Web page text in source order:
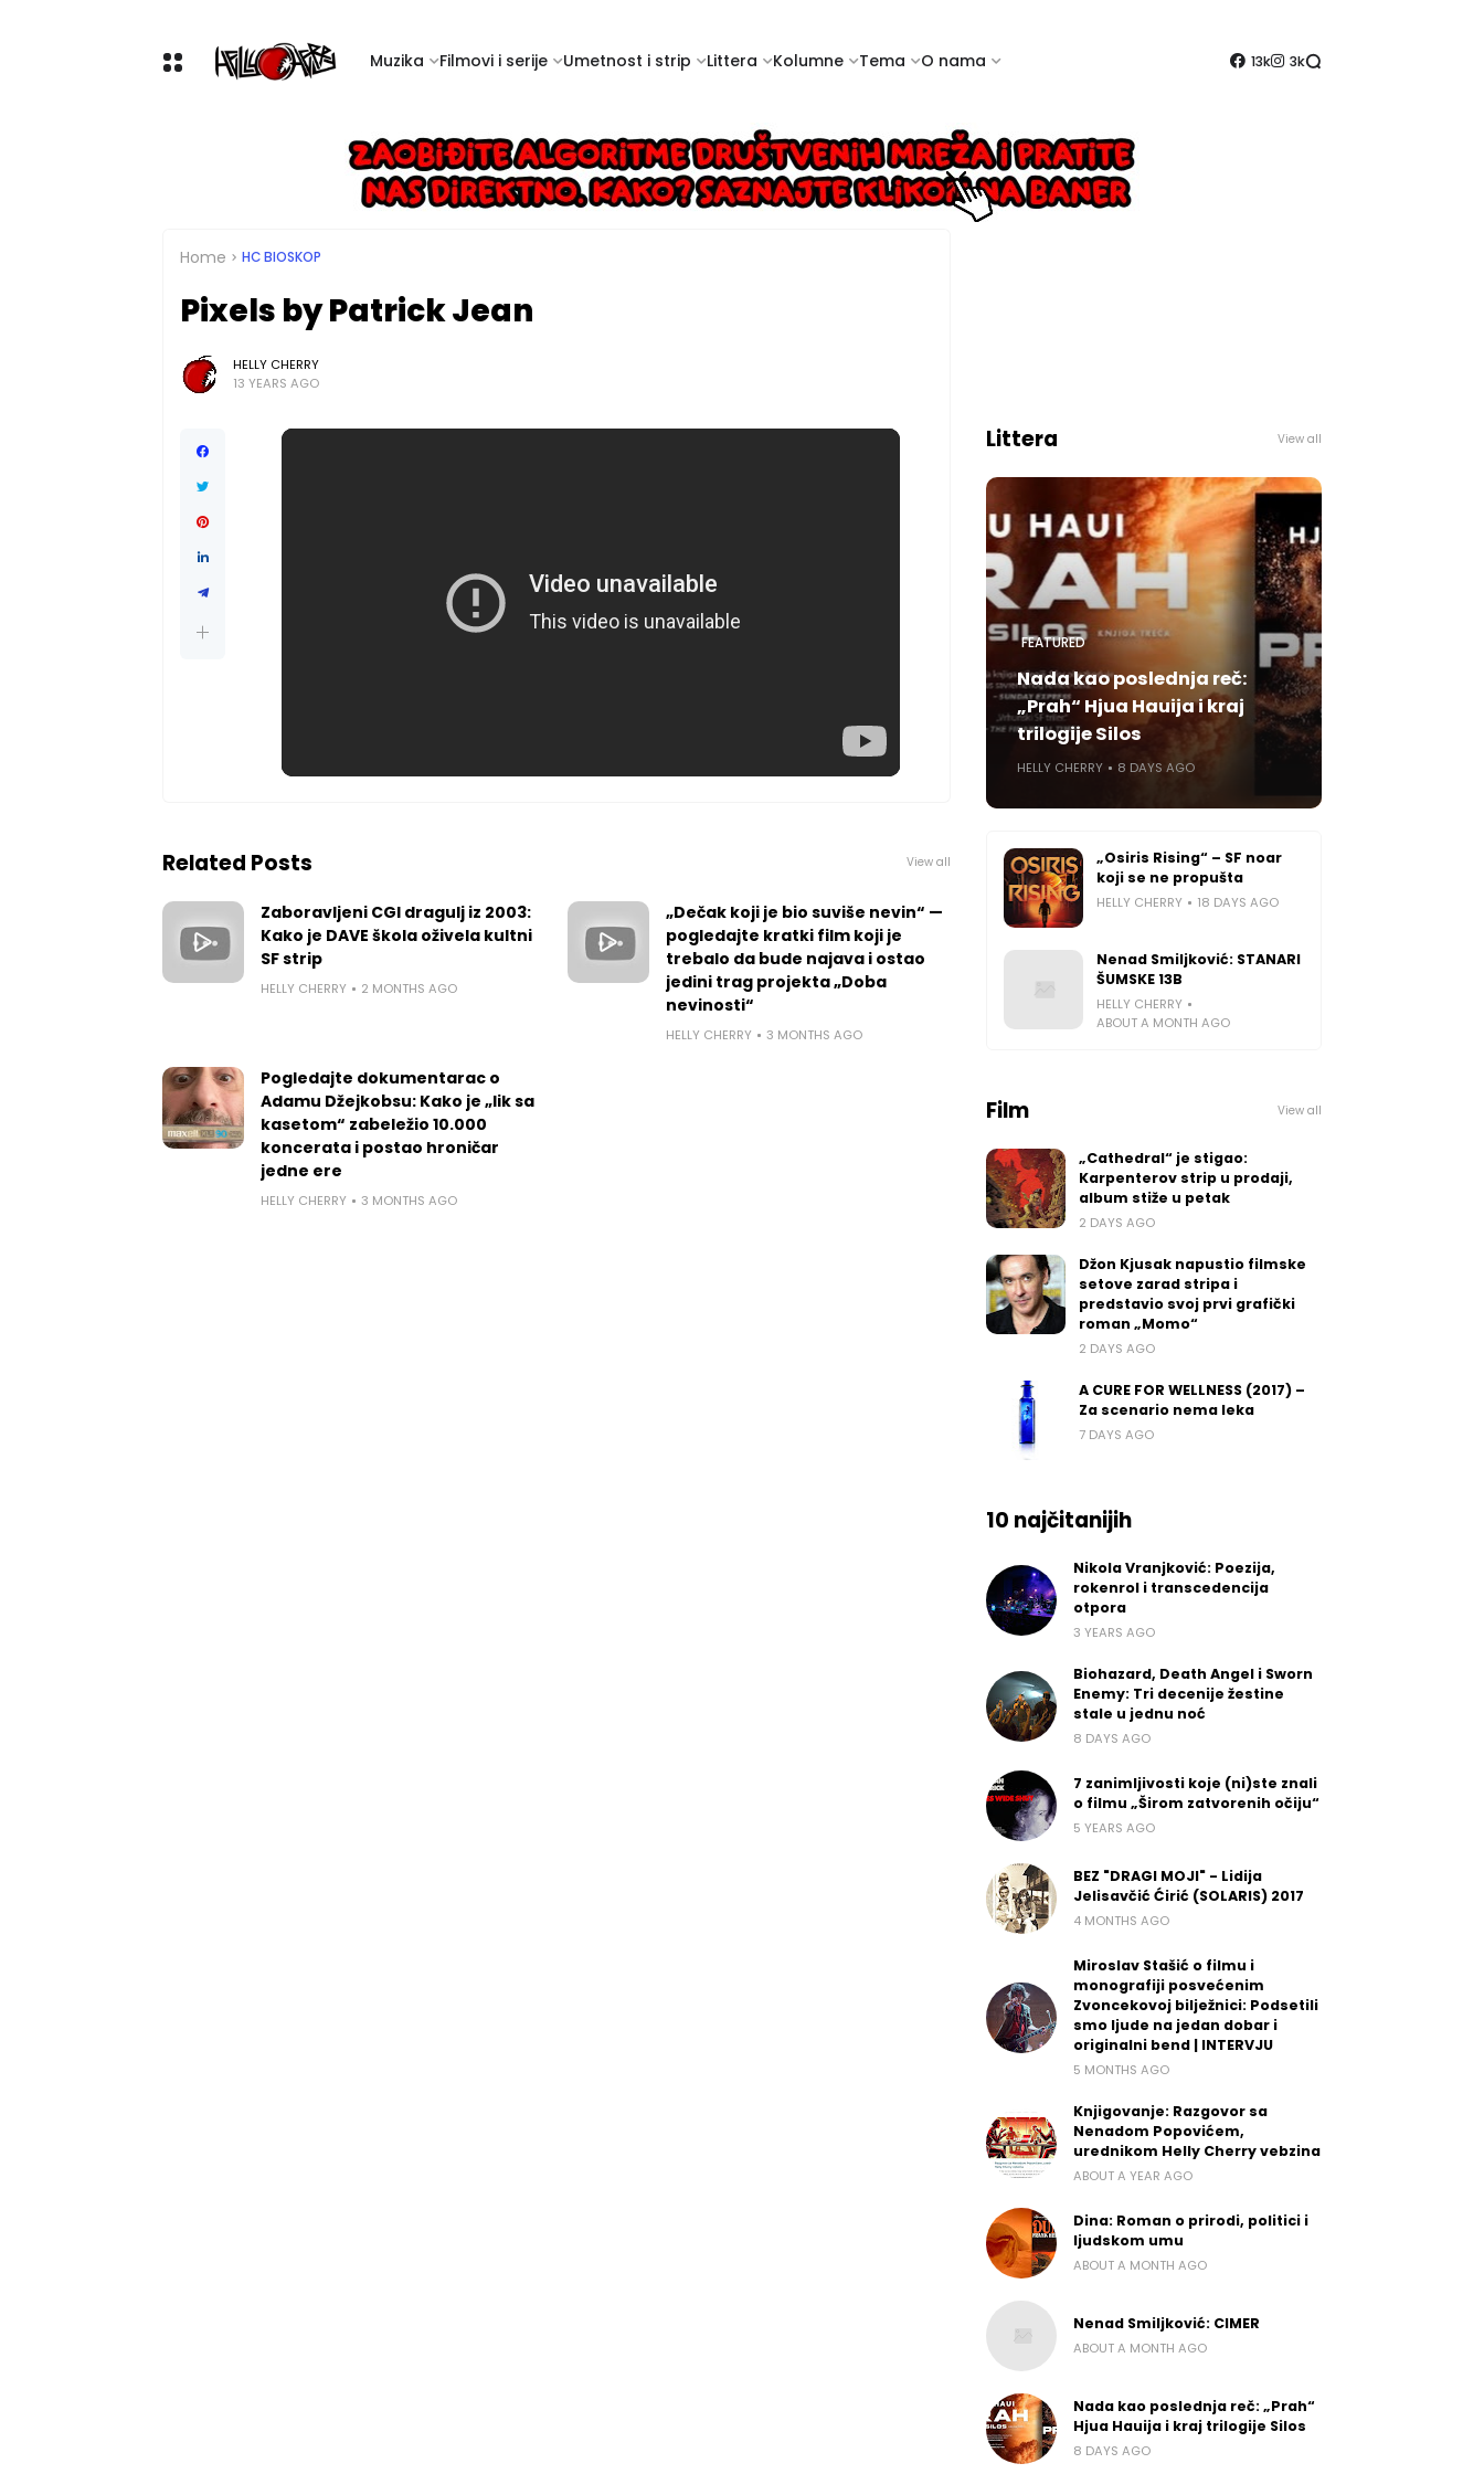
Muzika Filmovi i serije Umetnost i strip Littera Kolumne Tema O nama 13k 3k
Home HC BIOSKOP
Pixels by Patrick Jean
HELLY CHERRY
13 YEARS AGO
Related Posts View all
Zaboravljeni CGI dragulj iz 2003:
Kako je DAVE škola oživela kultni
SF strip
HELLY CHERRY 2 MONTHS AGO
„Dečak koji je bio suviše nevin“ —
pogledajte kratki film koji je
trebalo da bude najava i ostao
jedini trag projekta „Doba
nevinosti“
HELLY CHERRY 3 MONTHS AGO
Pogledajte dokumentarac o
Adamu Džejkobsu: Kako je „lik sa
kasetom“ zabeležio 10.000
koncerata i postao hroničar
jedne ere
HELLY CHERRY 3 MONTHS AGO
Littera View all
FEATURED
Nada kao poslednja reč:
„Prah“ Hjua Hauija i kraj
trilogije Silos
HELLY CHERRY 8 DAYS AGO
„Osiris Rising“ – SF noar
koji se ne propušta
HELLY CHERRY 18 DAYS AGO
Nenad Smiljković: STANARI
ŠUMSKE 13B
HELLY CHERRY
ABOUT A MONTH AGO
Film View all
„Cathedral“ je stigao:
Karpenterov strip u prodaji,
album stiže u petak
2 DAYS AGO
Džon Kjusak napustio filmske
setove zarad stripa i
predstavio svoj prvi grafički
roman „Momo“
2 DAYS AGO
A CURE FOR WELLNESS (2017) –
Za scenario nema leka
7 DAYS AGO
10 najčitanijih
Nikola Vranjković: Poezija,
rokenrol i transcedencija
otpora
3 YEARS AGO
Biohazard, Death Angel i Sworn
Enemy: Tri decenije žestine
stale u jednu noć
8 DAYS AGO
7 zanimljivosti koje (ni)ste znali
o filmu „Širom zatvorenih očiju“
5 YEARS AGO
BEZ "DRAGI MOJI" - Lidija
Jelisavčić Ćirić (SOLARIS) 2017
4 MONTHS AGO
Miroslav Stašić o filmu i
monografiji posvećenim
Zvoncekovoj bilježnici: Podsetili
smo ljude na jedan dobar i
originalni bend | INTERVJU
5 MONTHS AGO
Knjigovanje: Razgovor sa
Nenadom Popovićem,
urednikom Helly Cherry vebzina
ABOUT A YEAR AGO
Dina: Roman o prirodi, politici i
ljudskom umu
ABOUT A MONTH AGO
Nenad Smiljković: CIMER
ABOUT A MONTH AGO
Nada kao poslednja reč: „Prah“
Hjua Hauija i kraj trilogije Silos
8 DAYS AGO